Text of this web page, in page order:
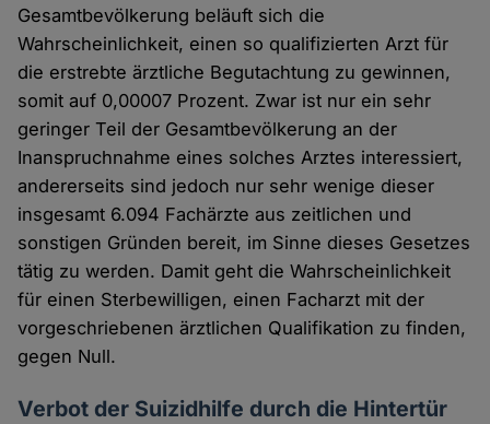
Gesamtbevölkerung beläuft sich die
Wahrscheinlichkeit, einen so qualifizierten Arzt für
die erstrebte ärztliche Begutachtung zu gewinnen,
somit auf 0,00007 Prozent. Zwar ist nur ein sehr
geringer Teil der Gesamtbevölkerung an der
Inanspruchnahme eines solches Arztes interessiert,
andererseits sind jedoch nur sehr wenige dieser
insgesamt 6.094 Fachärzte aus zeitlichen und
sonstigen Gründen bereit, im Sinne dieses Gesetzes
tätig zu werden. Damit geht die Wahrscheinlichkeit
für einen Sterbewilligen, einen Facharzt mit der
vorgeschriebenen ärztlichen Qualifikation zu finden,
gegen Null.
Verbot der Suizidhilfe durch die Hintertür